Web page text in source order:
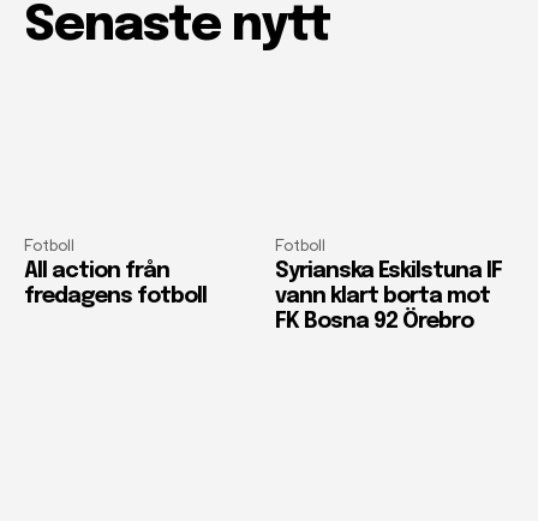
Senaste nytt
Fotboll
All action från
fredagens fotboll
Fotboll
Syrianska Eskilstuna IF
vann klart borta mot
FK Bosna 92 Örebro